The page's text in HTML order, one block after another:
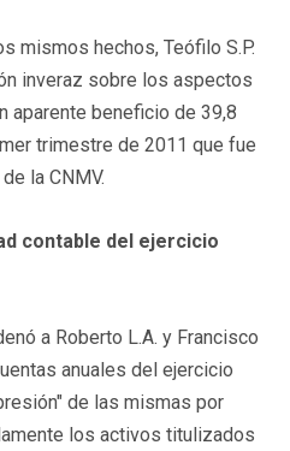
mismos hechos, Teófilo S.P.
inveraz sobre los aspectos
aparente beneficio de 39,8
trimestre de 2011 que fue
la CNMV.
contable del ejercicio
a Roberto L.A. y Francisco
anuales del ejercicio
de las mismas por
los activos titulizados